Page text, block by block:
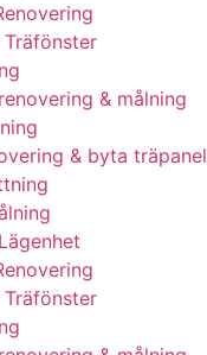
Träfönster
& målning
& byta träpanel
Träfönster